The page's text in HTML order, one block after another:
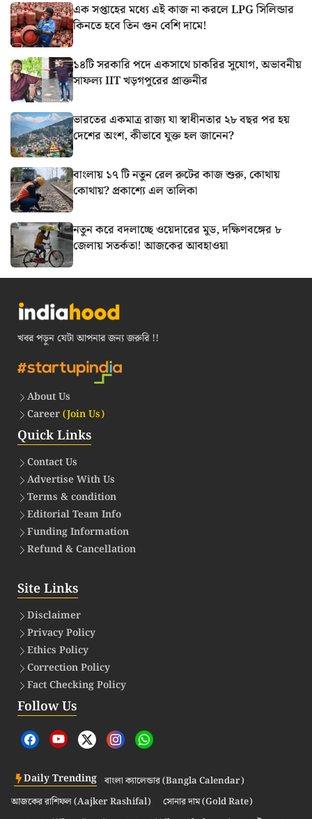
এক সপ্তাহের মধ্যে এই কাজ না করলে LPG সিলিন্ডার
কিনতে হবে তিন গুন বেশি দামে!
১৪টি সরকারি পদে একসাথে চাকরির সুযোগ, অভাবনীয়
সাফল্য IIT খড়গপুরের প্রাক্তনীর
ভারতের একমাত্র রাজ্য যা স্বাধীনতার ২৮ বছর পর হয়
দেশের অংশ, কীভাবে যুক্ত হল জানেন?
বাংলায় ১৭ টি নতুন রেল রুটের কাজ শুরু, কোথায়
কোথায়? প্রকাশ্যে এল তালিকা
নতুন করে বদলাচ্ছে ওয়েদারের মুড, দক্ষিণবঙ্গের ৮
জেলায় সতর্কতা! আজকের আবহাওয়া
খবর পড়ুন যেটা আপনার জন্য জরুরি !!
About Us
Career(Join Us)
Quick Links
Contact Us
Advertise With Us
Terms & condition
Editorial Team Info
Funding Information
Refund & Cancellation
Site Links
Disclaimer
Privacy Policy
Ethics Policy
Correction Policy
Fact Checking Policy
Follow Us
Daily Trending বাংলা ক্যালেন্ডার (Bangla Calendar)
আজকের রাশিফল (Aajker Rashifal)
সোনার দাম (Gold Rate)